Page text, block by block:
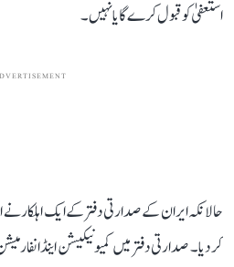
استعفیٰ کو قبول کرے گا یا نہیں۔
حالانکہ ایران کے صدارتی دفتر کے ایک اہلکار
کر دیا۔ صدارتی دفتر میں کمیونیکیشن اینڈ